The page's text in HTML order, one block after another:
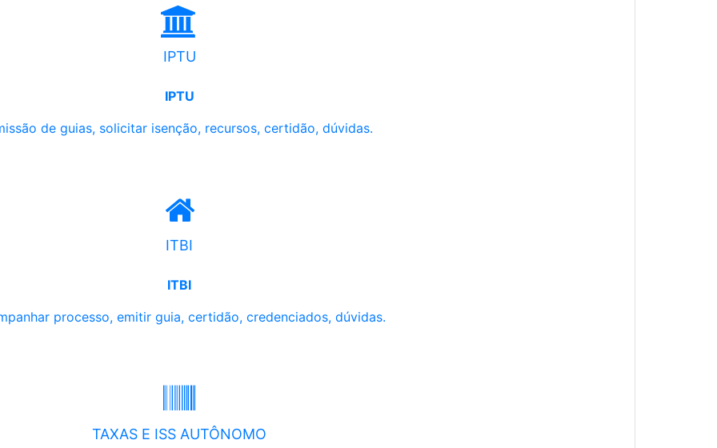
IPTU
IPTU
de guias, solicitar isenção, recursos, certidão, dúvidas.
ITBI
ITBI
processo, emitir guia, certidão, credenciados, dúvidas.
TAXAS E ISS AUTÔNOMO